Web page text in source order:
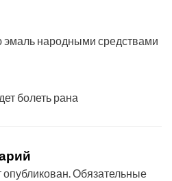
эмаль народными средствами
болеть рана
Обязательные